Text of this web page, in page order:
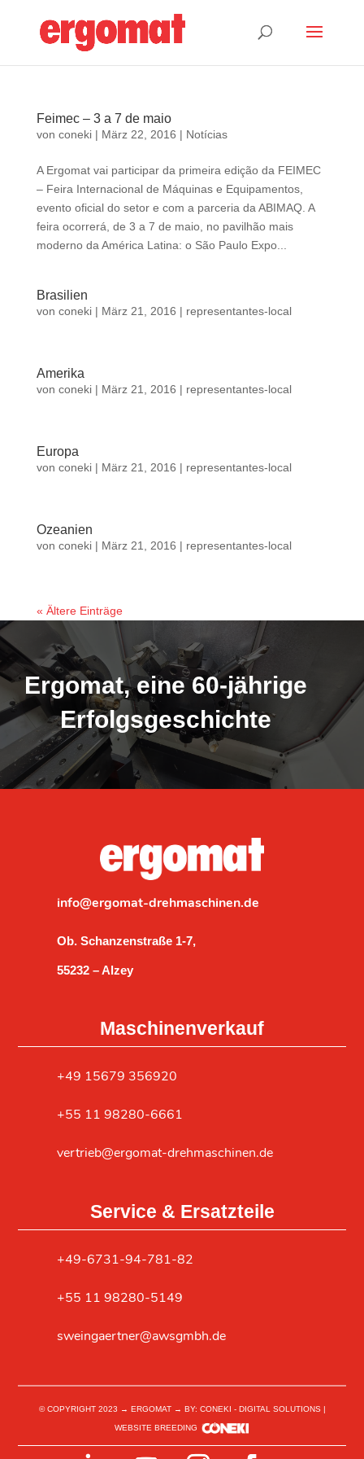
Feimec – 3 a 7 de maio
von coneki| März 22, 2016 | Notícias
A Ergomat vai participar da primeira edição da FEIMEC
– Feira Internacional de Máquinas e Equipamentos,
evento oficial do setor e com a parceria da ABIMAQ. A
feira ocorrerá, de 3 a 7 de maio, no pavilhão mais
moderno da América Latina: o São Paulo Expo...
Brasilien
von coneki| März 21, 2016 | representantes-local
Amerika
von coneki| März 21, 2016 | representantes-local
Europa
von coneki| März 21, 2016 | representantes-local
Ozeanien
von coneki| März 21, 2016 | representantes-local
« Ältere Einträge
Ergomat, eine 60-jährige
Erfolgsgeschichte
info@ergomat-drehmaschinen.de
Ob. Schanzenstraße 1-7,
55232 – Alzey
Maschinenverkauf
‎+49 15679 356920
+55 11 98280-6661
vertrieb@ergomat-drehmaschinen.de
Service & Ersatzteile
+49-6731-94-781-82
+55 11 98280-5149
sweingaertner@awsgmbh.de
© COPYRIGHT 2023 → ERGOMAT → BY: CONEKI - DIGITAL SOLUTIONS |
WEBSITE BREEDING